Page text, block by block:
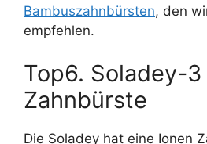
Bambuszahnbürsten, den
empfehlen.
Top6. Soladey-3
Zahnbürste
Die Soladey hat eine Ionen